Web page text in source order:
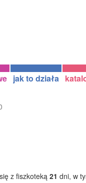
jak to działa
z fiszkoteką 21 dni, w